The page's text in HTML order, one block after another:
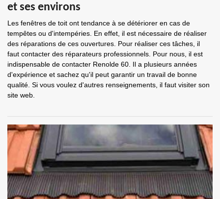
et ses environs
Les fenêtres de toit ont tendance à se détériorer en cas de
tempêtes ou d'intempéries. En effet, il est nécessaire de réaliser
des réparations de ces ouvertures. Pour réaliser ces tâches, il
faut contacter des réparateurs professionnels. Pour nous, il est
indispensable de contacter Renolde 60. Il a plusieurs années
d'expérience et sachez qu'il peut garantir un travail de bonne
qualité. Si vous voulez d'autres renseignements, il faut visiter son
site web.